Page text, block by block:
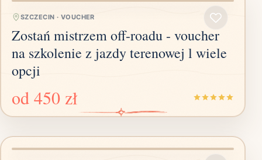
SZCZECIN · VOUCHER
Zostań mistrzem off-roadu - voucher
na szkolenie z jazdy terenowej l wiele
opcji
od 450 zł